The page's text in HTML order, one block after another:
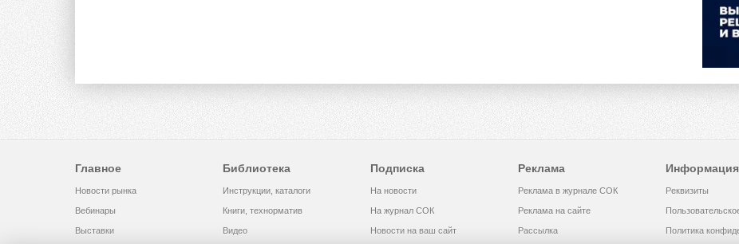
Главное
Новости рынка
Вебинары
Выставки
Библиотека
Инструкции, каталоги
Книги, технорматив
Видео
Подписка
На новости
На журнал СОК
Новости на ваш сайт
Реклама
Реклама в журнале СОК
Реклама на сайте
Рассылка
Информация
Реквизиты
Политика